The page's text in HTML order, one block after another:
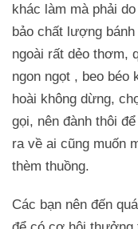
khác làm mà phải
bảo chất lượng
ngoài rất dẻo thơm,
ngon ngọt , beo béo
hoài không dừng,
gọi, nên đành thôi
ra về ai cũng muốn
thèm thuồng.
Các bạn nên đến